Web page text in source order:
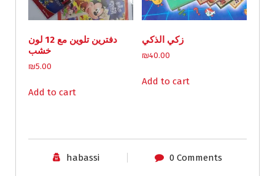
on
the
page
دفترين تلوين مع 12 لون
خشب
₪5.00
Add to cart
زكي الذكي
₪40.00
Add to cart
habassi 0 Comments